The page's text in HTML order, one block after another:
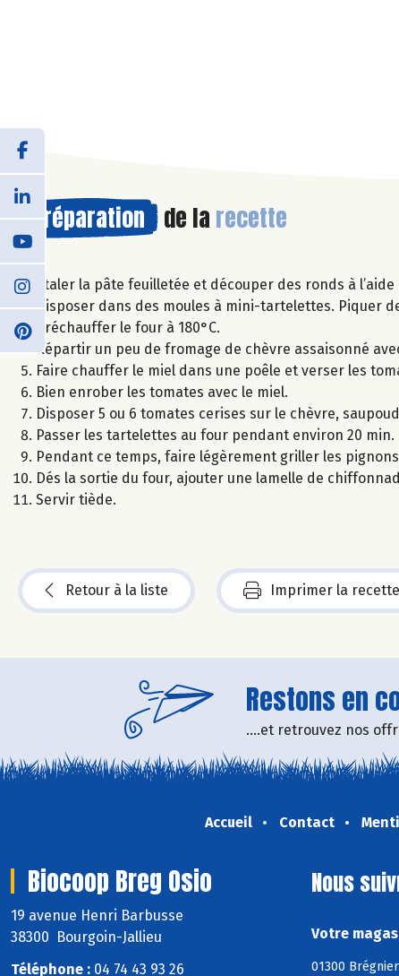
Préparation de la recette
Etaler la pâte feuilletée et découper des ronds à
Disposer dans des moules à mini-tartelettes. Piquer
Préchauffer le four à 180°C.
Répartir un peu de fromage de chèvre assaisonné
Faire chauffer le miel dans une poêle et verser les
Bien enrober les tomates avec le miel.
Disposer 5 ou 6 tomates cerises sur le chèvre,
Passer les tartelettes au four pendant environ 20 min.
Pendant ce temps, faire légèrement griller les
Dés la sortie du four, ajouter une lamelle de
Servir tiède.
Retour à la liste Imprimer la recette
Restons en
....et retrouvez nos
Accueil Contact
Biocoop Breg Osio
19 avenue Henri Barbusse
38300 Bourgoin-Jallieu
Téléphone : 04 74 43 93 26
Nous
Votre
01300